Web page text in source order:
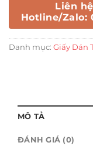
Liên
Hotline/Zalo:
Danh mục: Giấy Dán
MÔ TẢ
ĐÁNH GIÁ (0)